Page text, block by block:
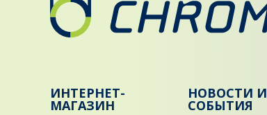
ИНТЕРНЕТ-
МАГАЗИН
НОВОСТИ И
СОБЫТИЯ